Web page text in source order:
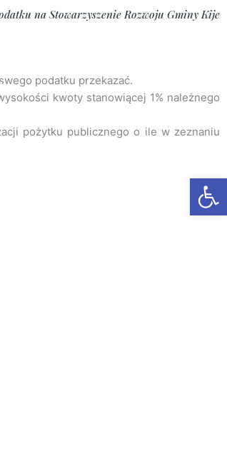
na Stowarzyszenie Rozwoju Gminy Kije
podatku przekazać.
kwoty stanowiącej 1% należnego
pożytku publicznego o ile w zeznaniu